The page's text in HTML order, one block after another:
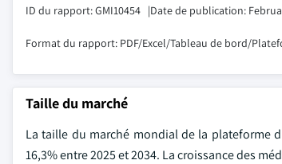
ID du rapport: GMI10454 |Date de publication:
Format du rapport: PDF/Excel/Tableau de bord/
Taille du marché
La taille du marché mondial de la plateforme
16,3% entre 2025 et 2034. La croissance des